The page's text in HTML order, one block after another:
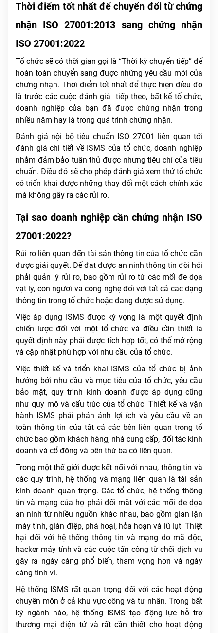
Thời điểm tốt nhất để chuyển đổi từ chứng
nhận ISO 27001:2013 sang chứng nhận
ISO 27001:2022
Tổ chức sẽ có thời gian gọi là “Thời kỳ chuyển tiếp” để
hoàn toàn chuyển sang được những yêu cầu mới của
chứng nhận. Thời điểm tốt nhất để thực hiện điều đó
là trước các cuộc đánh giá tiếp theo, bất kể tổ chức,
doanh nghiệp của bạn đã được chứng nhận trong
nhiều năm hay là trong quá trình chứng nhận.
Đánh giá nội bộ tiêu chuẩn ISO 27001 liên quan tới
đánh giá chi tiết về ISMS của tổ chức, doanh nghiệp
nhằm đảm bảo tuân thủ được nhưng tiêu chí của tiêu
chuẩn. Điều đó sẽ cho phép đánh giá xem thử tổ chức
có triển khai được những thay đổi một cách chính xác
mà không gây ra các rủi ro.
Tại sao doanh nghiệp cần chứng nhận ISO
27001:2022?
Rủi ro liên quan đến tài sản thông tin của tổ chức cần
được giải quyết. Để đạt được an ninh thông tin đòi hỏi
phải quản lý rủi ro, bao gồm rủi ro từ các mối đe dọa
vật lý, con người và công nghệ đối với tất cả các dạng
thông tin trong tổ chức hoặc đang được sử dụng.
Việc áp dụng ISMS được kỳ vọng là một quyết định
chiến lược đối với một tổ chức và điều cần thiết là
quyết định này phải được tích hợp tốt, có thể mở rộng
và cập nhật phù hợp với nhu cầu của tổ chức.
Việc thiết kế và triển khai ISMS của tổ chức bị ảnh
hưởng bởi nhu cầu và mục tiêu của tổ chức, yêu cầu
bảo mật, quy trình kinh doanh được áp dụng cũng
như quy mô và cấu trúc của tổ chức. Thiết kế và vận
hành ISMS phải phản ánh lợi ích và yêu cầu về an
toàn thông tin của tất cả các bên liên quan trong tổ
chức bao gồm khách hàng, nhà cung cấp, đối tác kinh
doanh và cổ đông và bên thứ ba có liên quan.
Trong một thế giới được kết nối với nhau, thông tin và
các quy trình, hệ thống và mạng liên quan là tài sản
kinh doanh quan trọng. Các tổ chức, hệ thống thông
tin và mạng của họ phải đối mặt với các mối đe dọa
an ninh từ nhiều nguồn khác nhau, bao gồm gian lận
máy tính, gián điệp, phá hoại, hỏa hoạn và lũ lụt. Thiệt
hại đối với hệ thống thông tin và mạng do mã độc,
hacker máy tính và các cuộc tấn công từ chối dịch vụ
gây ra ngày càng phổ biến, tham vọng hơn và ngày
càng tinh vi.
Hệ thống ISMS rất quan trọng đối với các hoạt động
chuyên môn ở cả khu vực công và tư nhân. Trong bất
kỳ ngành nào, hệ thống ISMS tạo động lực hỗ trợ
thương mại điện tử và rất cần thiết cho hoạt động